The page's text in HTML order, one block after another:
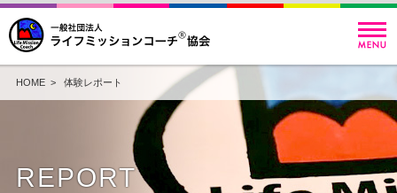
HOME> 体験レポート
REPORT